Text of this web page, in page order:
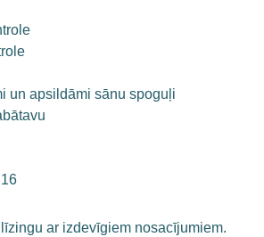
un apsildāmi sānu spoguļi
ar izdevīgiem nosacījumiem.